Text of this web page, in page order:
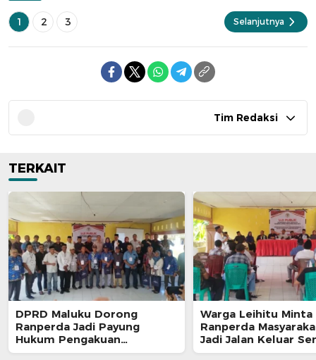
1 2 3 Selanjutnya
Tim Redaksi
TERKAIT
DPRD Maluku Dorong
Ranperda Jadi Payung
Hukum Pengakuan
Masyarakat Adat
Warga Leihitu Minta
Ranperda
Jadi Jalan Keluar
Enam Dusun